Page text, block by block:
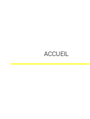
ACCUEIL